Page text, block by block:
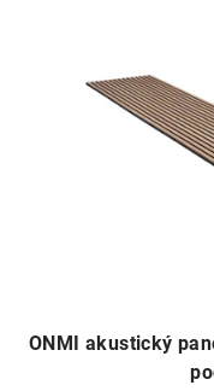
ONMI akustický